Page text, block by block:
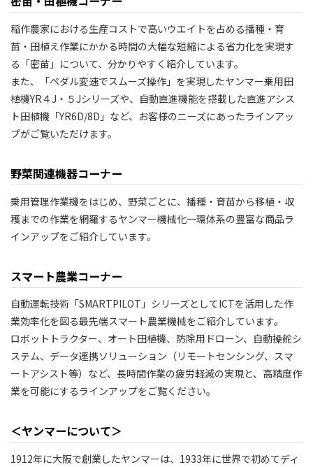
稲作農家における生産コストで高いウエイトを占める播種・育
苗・田植え作業にかかる時間の大幅な短縮による省力化を実現す
る「密苗」について、分かりやすく紹介しています。
また、「ペダル変速でスムーズ操作」を実現したヤンマー乗用田
植機YR４J・５Jシリーズや、自動直進機能を搭載した直進アシス
ト田植機「YR6D/8D」など、お客様のニーズにあったラインアッ
プがご覧いただけます。
野菜関連機器コーナー
乗用管理作業機をはじめ、野菜ごとに、播種・育苗から移植・収
穫までの作業を網羅するヤンマー機械化一環体系の豊富な商品ラ
インアップをご紹介しています。
スマート農業コーナー
自動運転技術「SMARTPILOT」シリーズとしてICTを活用した作
業効率化を図る最先端スマート農業機械をご紹介しています。
ロボットトラクター、オート田植機、防除用ドローン、自動操舵シ
ステム、データ連携ソリューション（リモートセンシング、スマ
ートアシスト等）など、長時間作業の疲労軽減の実現と、高精度作
業を可能にするラインアップをご覧ください。
＜ヤンマーについて＞
1912年に大阪で創業したヤンマーは、1933年に世界で初めてディ